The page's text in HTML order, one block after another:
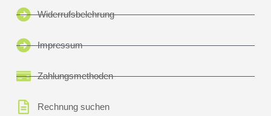
Widerrufsbelehrung
Impressum
Zahlungsmethoden
Rechnung suchen